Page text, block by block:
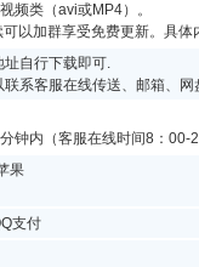
频类（avi或MP4）。
以加群享受免费更新。具体
自行下载即可.
系客服在线传送、邮箱、网
钟内（客服在线时间8：00-
果
支付